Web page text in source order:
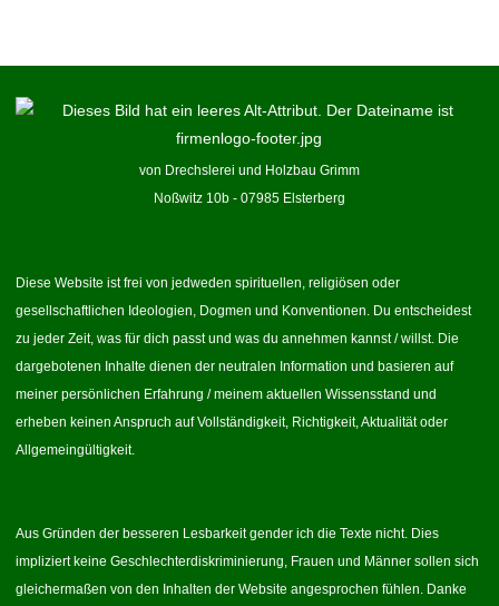
von Drechslerei und Holzbau Grimm
Noßwitz 10b - 07985 Elsterberg
Diese Website ist frei von jedweden spirituellen, religiösen oder
gesellschaftlichen Ideologien, Dogmen und Konventionen. Du entscheidest
zu jeder Zeit, was für dich passt und was du annehmen kannst / willst. Die
dargebotenen Inhalte dienen der neutralen Information und basieren auf
meiner persönlichen Erfahrung / meinem aktuellen Wissensstand und
erheben keinen Anspruch auf Vollständigkeit, Richtigkeit, Aktualität oder
Allgemeingültigkeit.
Aus Gründen der besseren Lesbarkeit gender ich die Texte nicht. Dies
impliziert keine Geschlechterdiskriminierung, Frauen und Männer sollen sich
gleichermaßen von den Inhalten der Website angesprochen fühlen. Danke